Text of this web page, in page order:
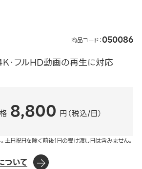
商品コード：050086
フルHD動画の再生に対応
8,800 円（税込/日）
日祝日を除く前後1日の受け渡し日は含みません。
ついて